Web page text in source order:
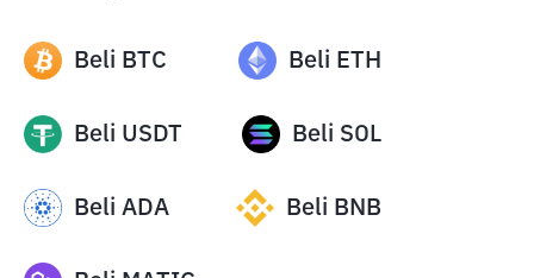
Beli BTC Beli ETH
Beli USDT Beli SOL
Beli ADA Beli BNB